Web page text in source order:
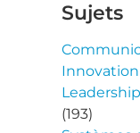
Sujets
(193)